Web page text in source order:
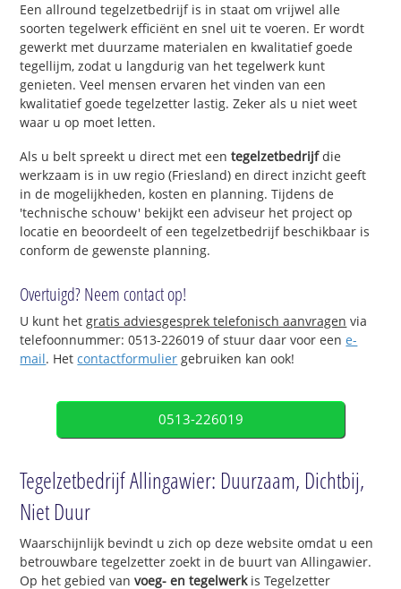
Een allround tegelzetbedrijf is in staat om vrijwel alle
soorten tegelwerk efficiënt en snel uit te voeren. Er wordt
gewerkt met duurzame materialen en kwalitatief goede
tegellijm, zodat u langdurig van het tegelwerk kunt
genieten. Veel mensen ervaren het vinden van een
kwalitatief goede tegelzetter lastig. Zeker als u niet weet
waar u op moet letten.
Als u belt spreekt u direct met eentegelzetbedrijfdie
werkzaam is in uw regio (Friesland) en direct inzicht geeft
in de mogelijkheden, kosten en planning. Tijdens de
'technische schouw' bekijkt een adviseur het project op
locatie en beoordeelt of een tegelzetbedrijf beschikbaar is
conform de gewenste planning.
Overtuigd? Neem contact op!
U kunt hetgratis adviesgesprek telefonisch aanvragen via
telefoonnummer: 0513-226019 of stuur daar voor eene-
mail. Hetcontactformulier gebruiken kan ook!
0513-226019
Tegelzetbedrijf Allingawier: Duurzaam, Dichtbij,
Niet Duur
Waarschijnlijk bevindt u zich op deze website omdat u een
betrouwbare tegelzetter zoekt in de buurt van Allingawier.
Op het gebied van voeg- en tegelwerkis Tegelzetter